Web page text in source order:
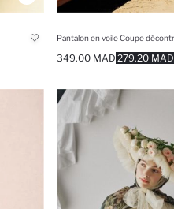
279.20 MAD
349.00 MAD